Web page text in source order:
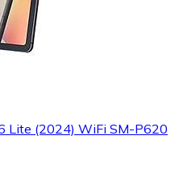
Lite (2024) WiFi SM-P620